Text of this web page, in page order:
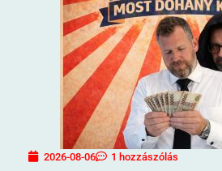
2026-08-06 1 hozzászólás